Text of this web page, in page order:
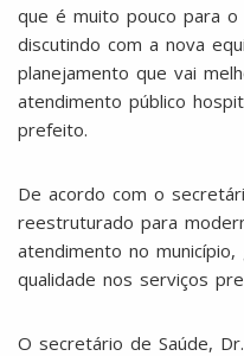
que é muito pouco para o
discutindo com a nova
planejamento que vai
atendimento público
prefeito.
De acordo com o
reestruturado para
atendimento no
qualidade nos serviços
O secretário de Saúde,